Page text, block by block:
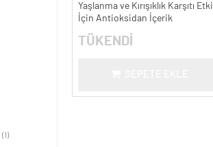
(1)
Yaşlanma ve Kırışıklık Karşıtı Etki
İçin Antioksidan İçerik
TÜKENDİ